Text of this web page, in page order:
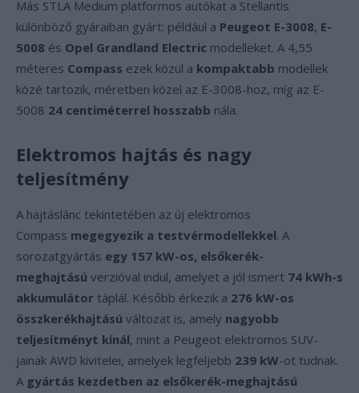
Más STLA Medium platformos autókat a Stellantis
különböző gyáraiban gyárt: például a Peugeot E-3008, E-
5008 és Opel Grandland Electric modelleket. A 4,55
méteres Compass ezek közül a kompaktabb modellek
közé tartozik, méretben közel az E-3008-hoz, míg az E-
5008 24 centiméterrel hosszabb nála.
Elektromos hajtás és nagy
teljesítmény
A hajtáslánc tekintetében az új elektromos
Compass megegyezik a testvérmodellekkel. A
sorozatgyártás egy 157 kW-os, elsőkerék-
meghajtású verzióval indul, amelyet a jól ismert 74 kWh-s
akkumulátor táplál. Később érkezik a 276 kW-os
összkerékhajtású változat is, amely nagyobb
teljesítményt kínál, mint a Peugeot elektromos SUV-
jainak AWD kivitelei, amelyek legfeljebb 239 kW-ot tudnak.
A gyártás kezdetben az elsőkerék-meghajtású